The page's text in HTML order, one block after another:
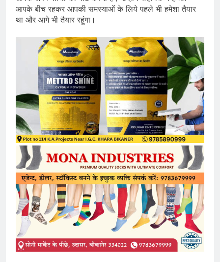
आपके बीच रहकर आपकी समस्याओं के लिये पहले भी हमेशा तैयार
था और आगे भी तैयार रहूंगा।